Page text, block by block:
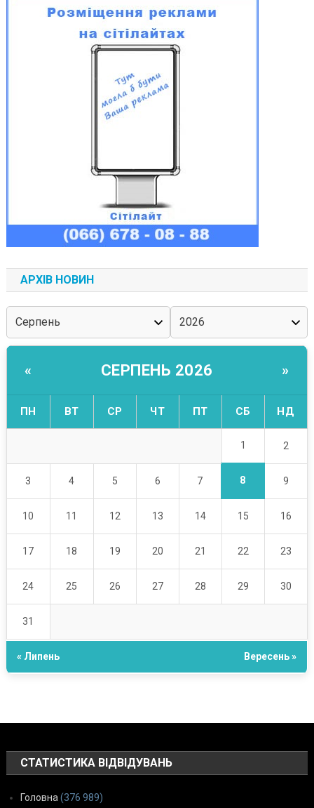
АРХІВ НОВИН
« СЕРПЕНЬ 2026 »
ПН ВТ СР ЧТ ПТ СБ НД
1 2
3 4 5 6 7 8 9
10 11 12 13 14 15 16
17 18 19 20 21 22 23
24 25 26 27 28 29 30
31
« Липень Вересень »
СТАТИСТИКА ВІДВІДУВАНЬ
Головна (376 989)